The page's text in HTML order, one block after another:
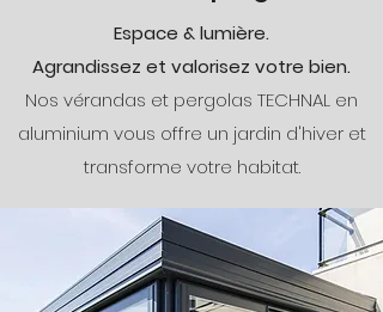
Espace & lumière.
Agrandissez et valorisez votre bien.
Nos vérandas et pergolas TECHNAL en
aluminium vous offre un jardin d'hiver et
transforme votre habitat.